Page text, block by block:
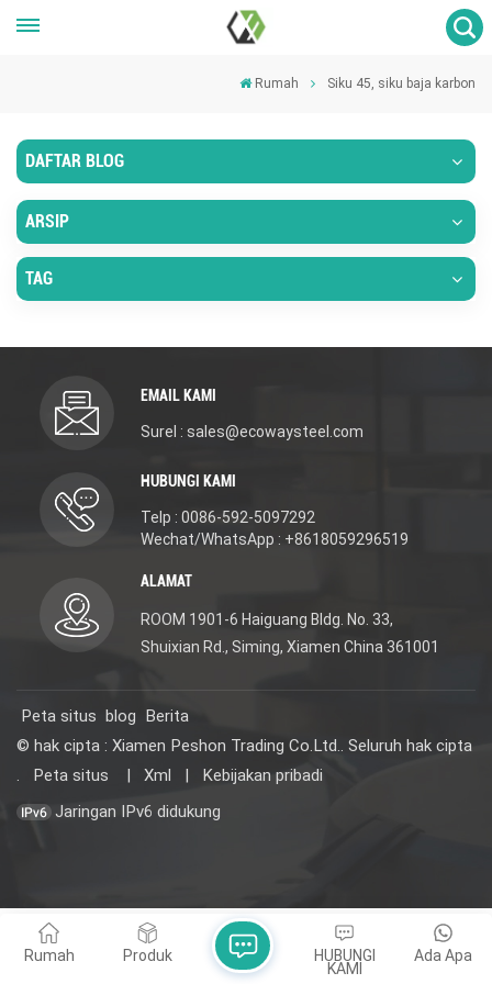
Rumah Siku 45, siku baja karbon
DAFTAR BLOG
ARSIP
TAG
EMAIL KAMI
Surel : sales@ecowaysteel.com
HUBUNGI KAMI
Telp : 0086-592-5097292
Wechat/WhatsApp : +8618059296519
ALAMAT
ROOM 1901-6 Haiguang Bldg. No. 33,
Shuixian Rd., Siming, Xiamen China 361001
Peta situs blog Berita
© hak cipta : Xiamen Peshon Trading Co.Ltd.. Seluruh hak cipta
.
Peta situs | Xml |
Kebijakan pribadi
Jaringan IPv6 didukung
Rumah Produk Ada Apa
HUBUNGI
KAMI